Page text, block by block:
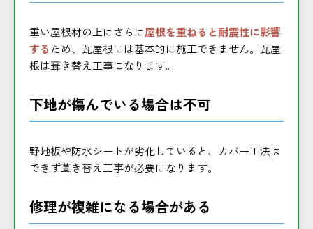
重い屋根材の上にさらに屋根を重ねると耐震性に影響
するため、瓦屋根には基本的に施工できません。瓦屋
根は葺き替え工事になります。
下地が傷んでいる場合は不可
野地板や防水シートが劣化していると、カバー工法は
できず葺き替え工事が必要になります。
修理が複雑になる場合がある